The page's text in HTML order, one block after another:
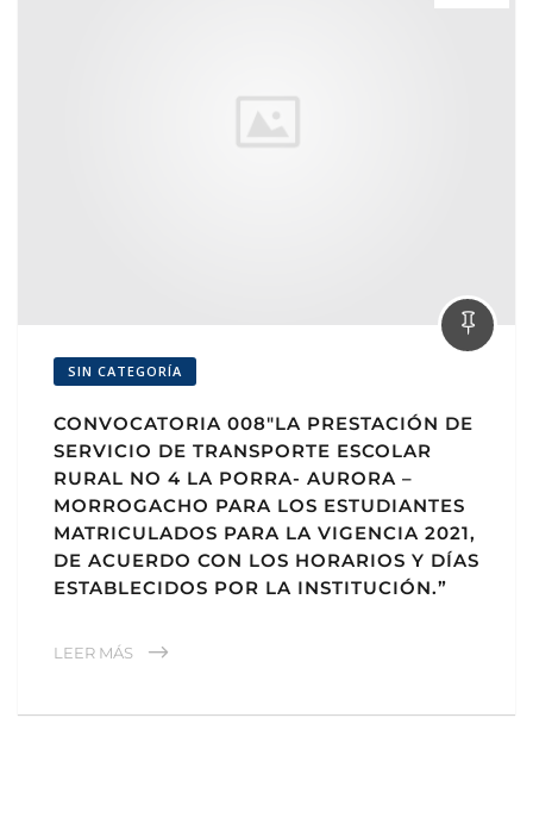
SIN CATEGORÍA
CONVOCATORIA 008″LA PRESTACIÓN DE
SERVICIO DE TRANSPORTE ESCOLAR
RURAL NO 4 LA PORRA- AURORA –
MORROGACHO PARA LOS ESTUDIANTES
MATRICULADOS PARA LA VIGENCIA 2021,
DE ACUERDO CON LOS HORARIOS Y DÍAS
ESTABLECIDOS POR LA INSTITUCIÓN.”
LEER MÁS